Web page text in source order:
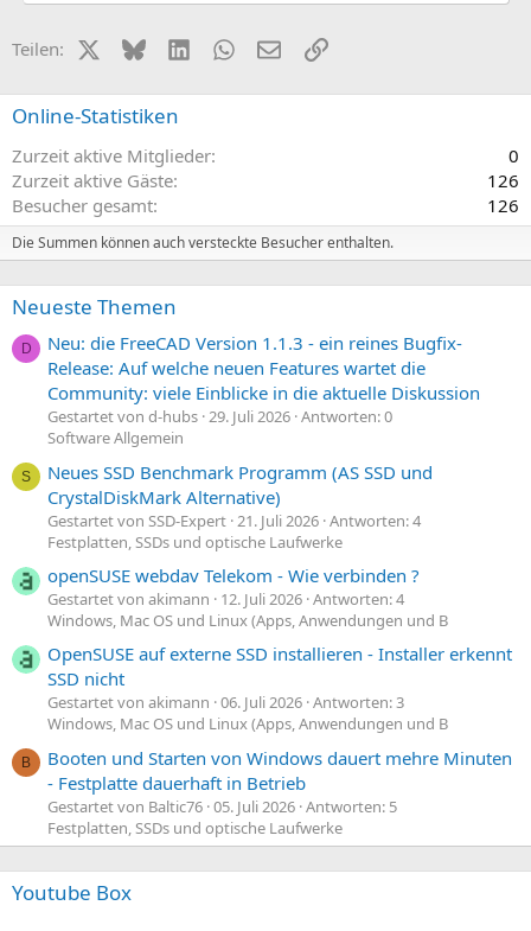
Teilen: X (Twitter)
BlueskyLinkedInWhatsApp
E-MailLink
Online-Statistiken
Zurzeit aktive Mitglieder
0
Zurzeit aktive Gäste
126
Besucher gesamt
126
Die Summen können auch versteckte Besucher enthalten.
Neueste Themen
D
Neu: die FreeCAD Version 1.1.3 - ein reines Bugfix-
Release: Auf welche neuen Features wartet die
Community: viele Einblicke in die aktuelle Diskussion
Gestartet von d-hubs 29. Juli 2026 Antworten: 0
Software Allgemein
S
Neues SSD Benchmark Programm (AS SSD und
CrystalDiskMark Alternative)
Gestartet von SSD-Expert 21. Juli 2026 Antworten: 4
Festplatten, SSDs und optische Laufwerke
openSUSE webdav Telekom - Wie verbinden ?
Gestartet von akimann 12. Juli 2026 Antworten: 4
Windows, Mac OS und Linux (Apps, Anwendungen und B
OpenSUSE auf externe SSD installieren - Installer erkennt
SSD nicht
Gestartet von akimann 06. Juli 2026 Antworten: 3
Windows, Mac OS und Linux (Apps, Anwendungen und B
B
Booten und Starten von Windows dauert mehre Minuten
- Festplatte dauerhaft in Betrieb
Gestartet von Baltic76 05. Juli 2026 Antworten: 5
Festplatten, SSDs und optische Laufwerke
Youtube Box